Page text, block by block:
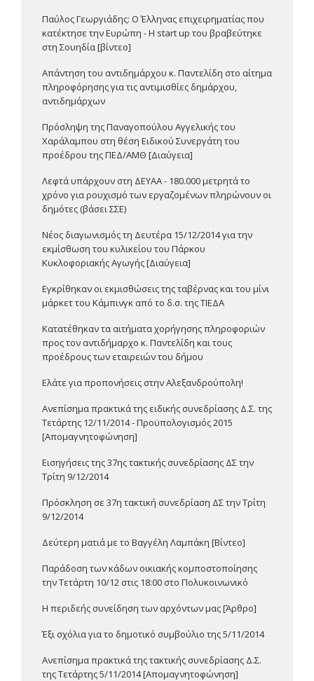
Παύλος Γεωργιάδης: Ο Έλληνας επιχειρηματίας που
κατέκτησε την Ευρώπη - Η start up του βραβεύτηκε
στη Σουηδία [βίντεο]
Απάντηση του αντιδημάρχου κ. Παντελίδη στο αίτημα
πληροφόρησης για τις αντιμισθίες δημάρχου,
αντιδημάρχων
Πρόσληψη της Παναγοπούλου Αγγελικής του
Χαράλαμπου στη θέση Ειδικού Συνεργάτη του
προέδρου της ΠΕΔ/ΑΜΘ [Διαύγεια]
Λεφτά υπάρχουν στη ΔΕΥΑΑ - 180.000 μετρητά το
χρόνο για ρουχισμό των εργαζομένων πληρώνουν οι
δημότες (βάσει ΣΣΕ)
Νέος διαγωνισμός τη Δευτέρα 15/12/2014 για την
εκμίσθωση του κυλικείου του Πάρκου
Κυκλοφοριακής Αγωγής [Διαύγεια]
Εγκρίθηκαν οι εκμισθώσεις της ταβέρνας και του μίνι
μάρκετ του Κάμπινγκ από το δ.σ. της ΤΙΕΔΑ
Κατατέθηκαν τα αιτήματα χορήγησης πληροφοριών
προς τον αντιδήμαρχο κ. Παντελίδη και τους
προέδρους των εταιρειών του δήμου
Ελάτε για προπονήσεις στην Αλεξανδρούπολη!
Ανεπίσημα πρακτικά της ειδικής συνεδρίασης Δ.Σ. της
Τετάρτης 12/11/2014 - Προϋπολογισμός 2015
[Απομαγνητοφώνηση]
Εισηγήσεις της 37ης τακτικής συνεδρίασης ΔΣ την
Τρίτη 9/12/2014
Πρόσκληση σε 37η τακτική συνεδρίαση ΔΣ την Τρίτη
9/12/2014
Δεύτερη ματιά με το Βαγγέλη Λαμπάκη [Βίντεο]
Παράδοση των κάδων οικιακής κομποστοποίησης
την Τετάρτη 10/12 στις 18:00 στο Πολυκοινωνικό
H περιδεής συνείδηση των αρχόντων μας [Άρθρο]
Έξι σχόλια για το δημοτικό συμβούλιο της 5/11/2014
Ανεπίσημα πρακτικά της τακτικής συνεδρίασης Δ.Σ.
της Τετάρτης 5/11/2014 [Απομαγνητοφώνηση]